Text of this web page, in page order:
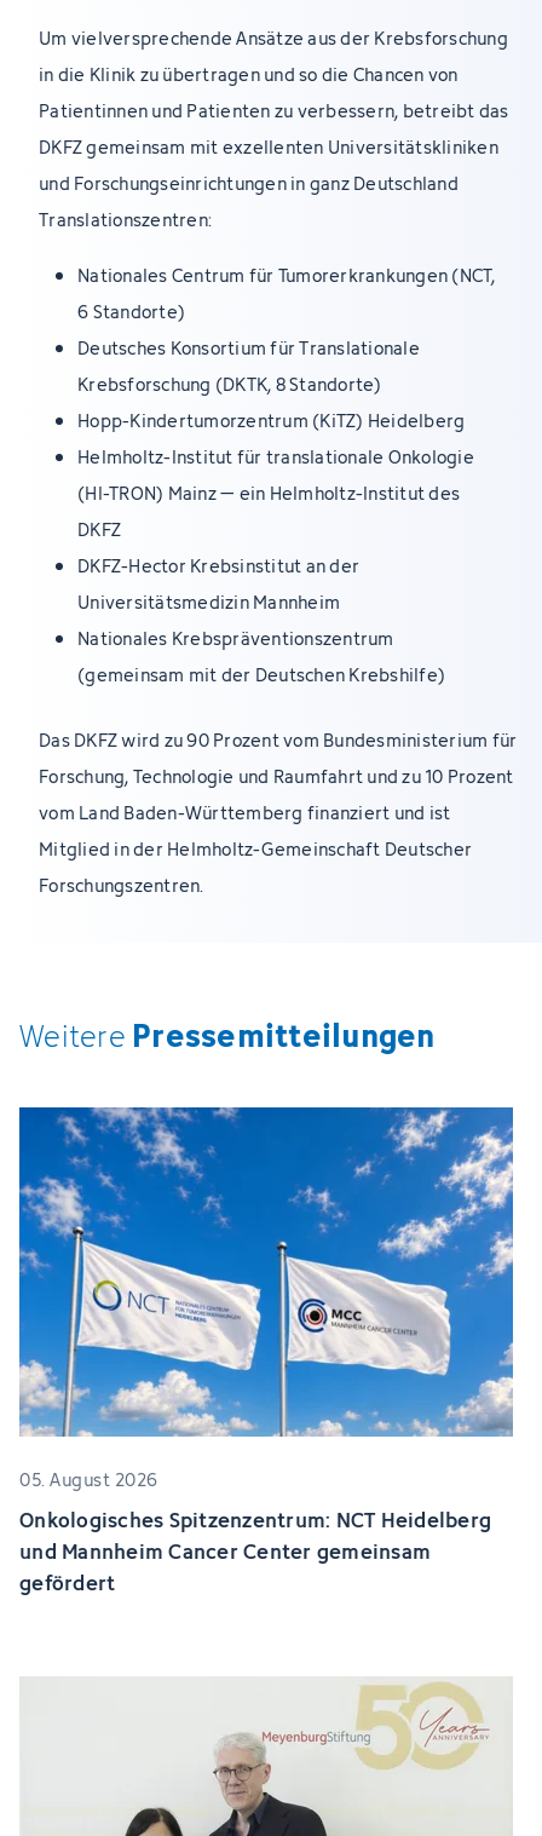
Um vielversprechende Ansätze aus der Krebsforschung
in die Klinik zu übertragen und so die Chancen von
Patientinnen und Patienten zu verbessern, betreibt das
DKFZ gemeinsam mit exzellenten Universitätskliniken
und Forschungseinrichtungen in ganz Deutschland
Translationszentren:
Nationales Centrum für Tumorerkrankungen (NCT,
6 Standorte)
Deutsches Konsortium für Translationale
Krebsforschung (DKTK, 8 Standorte)
Hopp-Kindertumorzentrum (KiTZ) Heidelberg
Helmholtz-Institut für translationale Onkologie
(HI-TRON) Mainz – ein Helmholtz-Institut des
DKFZ
DKFZ-Hector Krebsinstitut an der
Universitätsmedizin Mannheim
Nationales Krebspräventionszentrum
(gemeinsam mit der Deutschen Krebshilfe)
Das DKFZ wird zu 90 Prozent vom Bundesministerium für
Forschung, Technologie und Raumfahrt und zu 10 Prozent
vom Land Baden-Württemberg finanziert und ist
Mitglied in der Helmholtz-Gemeinschaft Deutscher
Forschungszentren.
Weitere Pressemitteilungen
05. August 2026
Onkologisches Spitzenzentrum: NCT Heidelberg
und Mannheim Cancer Center gemeinsam
gefördert